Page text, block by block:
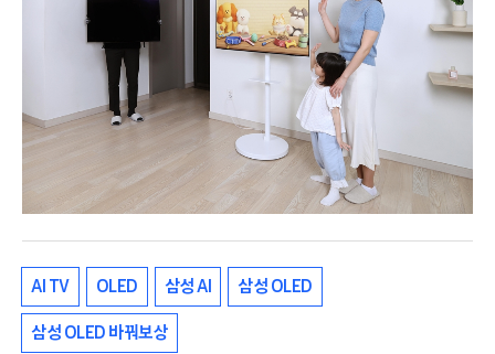
AI TV OLED 삼성 AI 삼성 OLED
삼성 OLED 바꿔보상